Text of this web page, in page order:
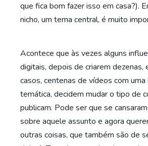
que fica bom fazer isso em casa?).
nicho, um tema central, é muito
Acontece que às vezes alguns
digitais, depois de criarem dezenas,
casos, centenas de vídeos com uma
temática, decidem mudar o tipo de
publicam. Pode ser que se
sobre aquele assunto e agora
outras coisas, que também são de